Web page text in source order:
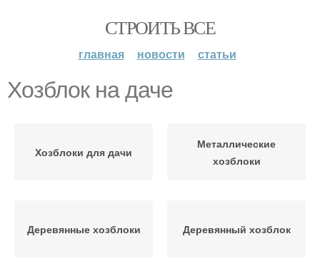
СТРОИТЬ ВСЕ
главная новости статьи
Хозблок на даче
Хозблоки для дачи
Металлические
хозблоки
Деревянные хозблоки Деревянный хозблок